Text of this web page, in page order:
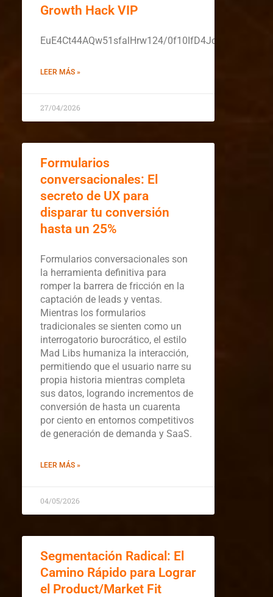
Growth Hack VIP
EuE4Ct44AQw51sfalHrw124/
LEER MÁS »
27/04/2026
Formularios
conversacionales: El
secreto de UX para
disparar tu conversión
hasta un 25%
Formularios conversacionales son
la herramienta definitiva para
romper la barrera de fricción en la
captación de leads y ventas.
Mientras los formularios
tradicionales se sienten como un
interrogatorio burocrático, el estilo
Mad Libs humaniza la interacción,
permitiendo que el usuario narre su
propia historia mientras completa
sus datos, logrando incrementos de
conversión de hasta un cuarenta
por ciento en entornos competitivos
de generación de demanda y SaaS.
LEER MÁS »
04/05/2026
Segmentación Radical: El
Camino Rápido para Lograr
el Product/Market Fit